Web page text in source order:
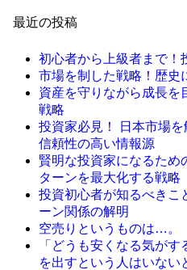
最近の投稿
初心者から上級者まで！
市場を制した戦略！歴史
資産を守りながら成長を
戦略
投資家必見！ 日本市場
信頼性の高い情報源
賢明な投資家になるため
ターンを最大化する戦略
投資初心者が知るべきこ
ーン関係の解明
空売りというものは…。
「どうも安くなる気が
を出すという人はいない